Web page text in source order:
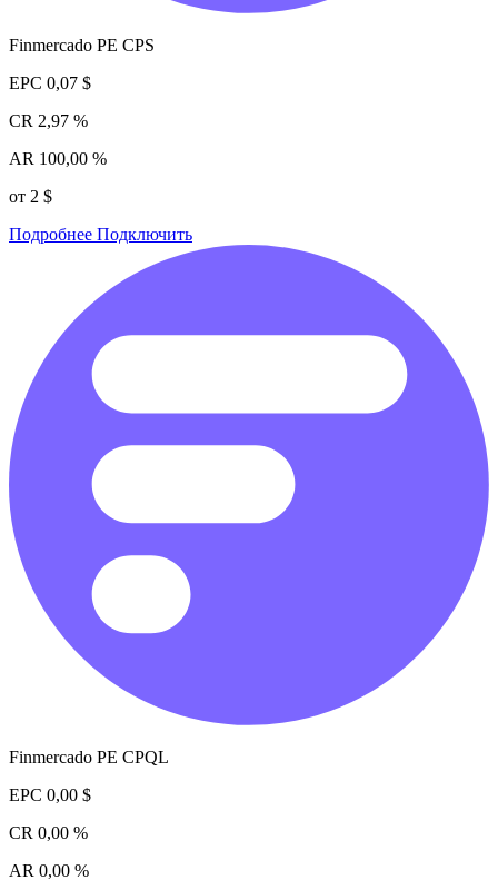
Finmercado PE CPS
EPC 0,07 $
CR 2,97 %
AR 100,00 %
от 2 $
Подробнее Подключить
Finmercado PE CPQL
EPC 0,00 $
CR 0,00 %
AR 0,00 %